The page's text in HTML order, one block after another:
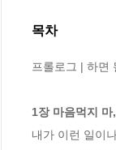
목차
프롤로그 | 하면
1장 마음먹지
내가 이런 일이